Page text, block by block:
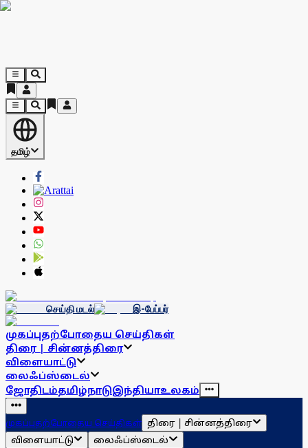
தமிழ்
செய்தி மடல் இ-பேப்பர்
முகப்புதற்போதைய செய்திகள்
திரை | சின்னத்திரை
விளையாட்டு
லைஃப்ஸ்டைல்
ஜோதிடம்தமிழ்நாடுஇந்தியாஉலகம்
முகப்புதற்போதைய செய்திகள் திரை | சின்னத்திரை
விளையாட்டு
லைஃப்ஸ்டைல்